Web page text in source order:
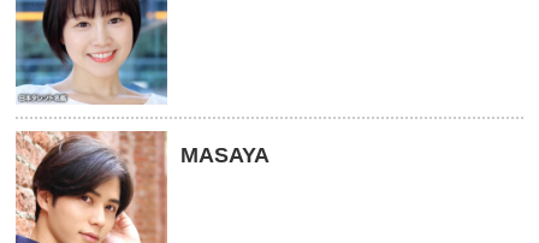
MASAYA